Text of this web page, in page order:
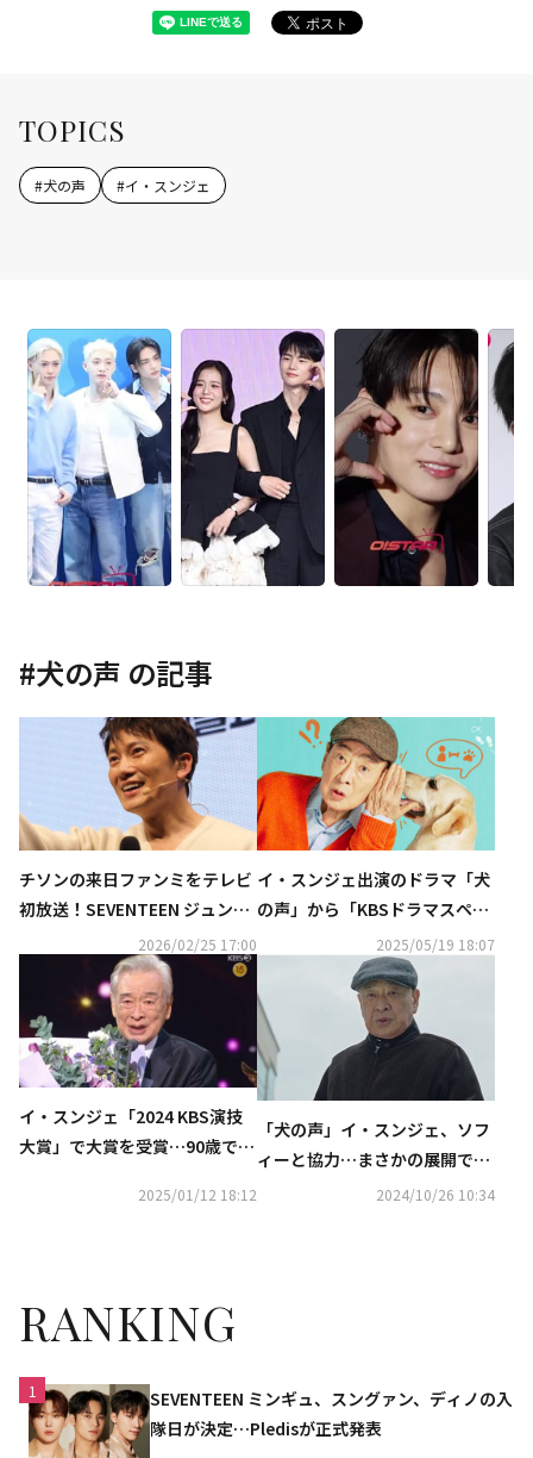
TOPICS
#犬の声 #イ・スンジェ
#犬の声 の記事
チソンの来日ファンミをテレビ
初放送！SEVENTEEN ジュン出
演バラエティ＆日本初放送ドラ
マも…3月の衛星劇場は見どこ
2026/02/25 17:00
イ・スンジェ出演のドラマ「犬
の声」から「KBSドラマスペシ
ャル」まで！7月より日本初放
2025/05/19 18:07
イ・スンジェ「2024 KBS演技
大賞」で大賞を受賞…90歳で成
2025/01/12 18:12
「犬の声」イ・スンジェ、ソフ
ィーと協力…まさかの展開で視
聴者を魅了【ネタバレあり】
2024/10/26 10:34
RANKING
1
SEVENTEEN ミンギュ、スングァン、ディノの入
隊日が決定…Pledisが正式発表